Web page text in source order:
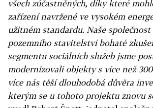
všech zúčastněných, díky které
zařízení navržené ve vysokém
užitném standardu. Naše
pozemního stavitelství bohaté
segmentu sociálních služeb jsme
modernizovali objekty s více než
více nás těší dlouhodobá důvěra
kterým se u tohoto projektu znovu